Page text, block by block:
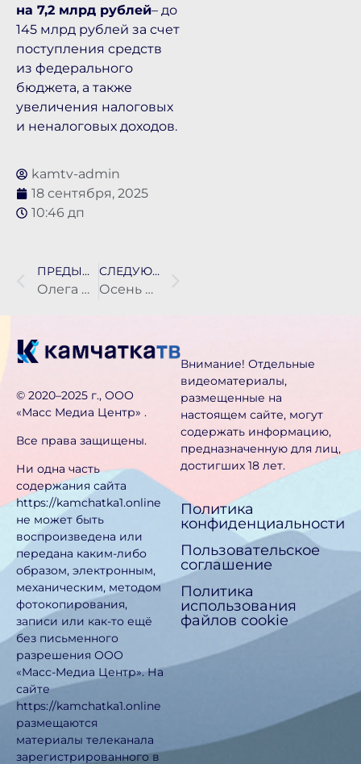
на 7,2 млрд рублей– до
145 млрд рублей за счет
поступления средств
из федерального
бюджета, а также
увеличения налоговых
и неналоговых доходов.
kamtv-admin
18 сентября, 2025
10:46 дп
ПРЕДЫДУЩАЯ НОВОСТЬ
Олега Куца взяли под стражу на 2 месяца
СЛЕДУЮЩАЯ НОВОСТЬ
Осень на юге Камчатки началась с череды циклонов
©️ 2020–2025 г., ООО
«Масс Медиа Центр» .
Все права защищены.
Ни одна часть
содержания сайта
https://kamchatka1.online
не может быть
воспроизведена или
передана каким-либо
образом, электронным,
механическим, методом
фотокопирования,
записи или как-то ещё
без письменного
разрешения ООО
«Масс-Медиа Центр». На
сайте
https://kamchatka1.online
размещаются
материалы телеканала
зарегистрированного в
Внимание! Отдельные
видеоматериалы,
размещенные на
настоящем сайте, могут
содержать информацию,
предназначен­ную для лиц,
достигших 18 лет.
Политика
конфиденциальности
Пользовательское
соглашение
Политика
использования
файлов cookie